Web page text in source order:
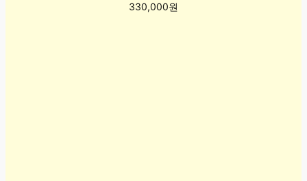
330,000원